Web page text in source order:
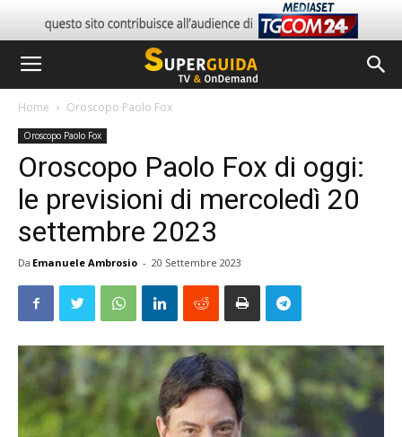
Home Oroscopo Paolo Fox
Oroscopo Paolo Fox
Oroscopo Paolo Fox di oggi:
le previsioni di mercoledì 20
settembre 2023
Da Emanuele Ambrosio - 20 Settembre 2023